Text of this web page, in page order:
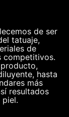
de ser
tatuaje,
de
competitivos.
hasta
más
resultados